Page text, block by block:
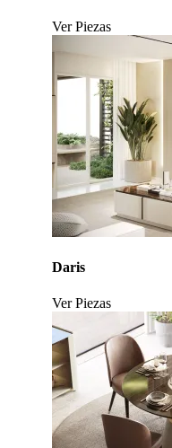
Ver Piezas
Daris
Ver Piezas